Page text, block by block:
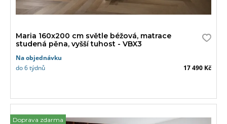
Maria 160x200 cm světle béžová, matrace
studená pěna, vyšší tuhost - VBX3
Na objednávku
do 6 týdnů
17 490 Kč
Doprava zdarma